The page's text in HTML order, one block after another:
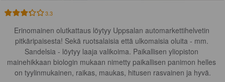
3.3
Erinomainen olutkattaus löytyy Uppsalan automarkettihelvetin
pitkäripaisesta! Sekä ruotsalaisia että ulkomaisia oluita - mm.
Sandelsia - löytyy laaja valikoima. Paikallisen yliopiston
mainehikkaan biologin mukaan nimetty paikallisen panimon helles
on tyylinmukainen, raikas, maukas, hitusen rasvainen ja hyvä.